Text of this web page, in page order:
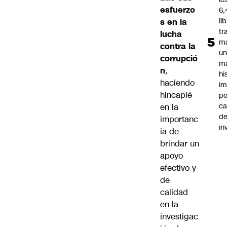
esfuerzo
s en la
lucha
contra la
corrupció
n,
haciendo
hincapié
en la
importanc
ia de
brindar un
apoyo
efectivo y
de
calidad
en la
investigac
un
de